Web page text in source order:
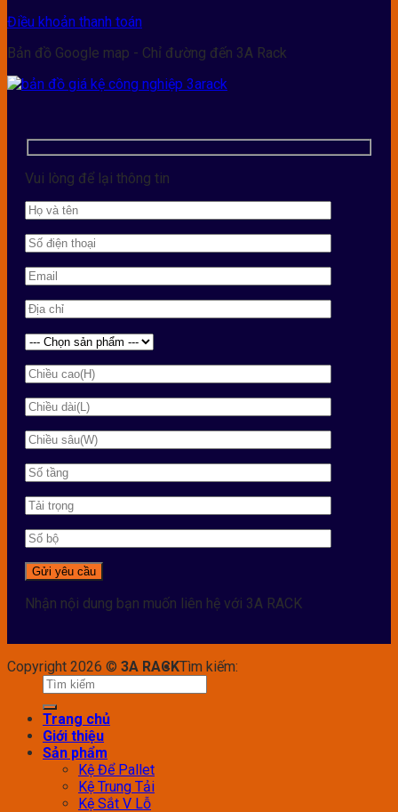
Điều khoản thanh toán
Bản đồ Google map - Chỉ đường đến 3A Rack
Vui lòng để lại thông tin
Nhận nội dung bạn muốn liên hệ với 3A RACK
Copyright 2026 © 3A RACKTìm kiếm:
Trang chủ
Giới thiệu
Sản phẩm
Kệ Để Pallet
Kệ Trung Tải
Kệ Sắt V Lỗ